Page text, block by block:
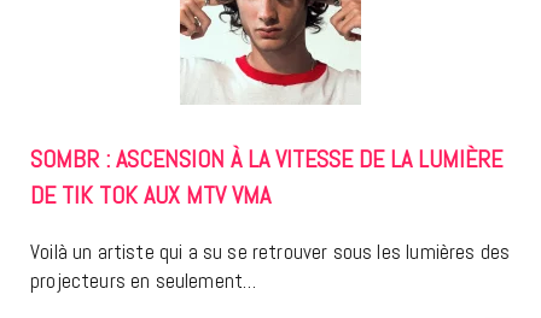
SOMBR : ASCENSION À LA VITESSE DE LA LUMIÈRE
DE TIK TOK AUX MTV VMA
Voilà un artiste qui a su se retrouver sous les lumières des
projecteurs en seulement…